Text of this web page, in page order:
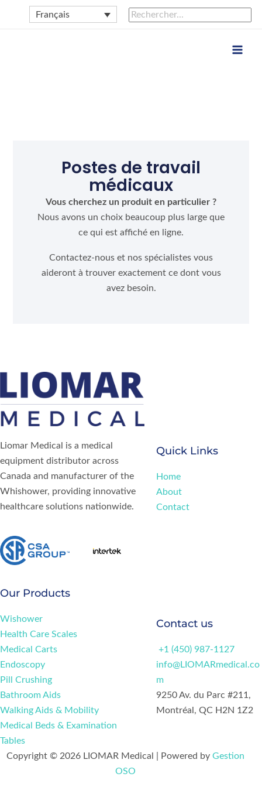
Français
Rechercher :
Rechercher
Postes de travail
médicaux
Vous cherchez un produit en particulier ?
Nous avons un choix beaucoup plus large que
ce qui est affiché en ligne.
Contactez-nous et nos spécialistes vous
aideront à trouver exactement ce dont vous
avez besoin.
Liomar Medical is a medical
equipment distributor across
Canada and manufacturer of the
Whishower, providing innovative
healthcare solutions nationwide.
Quick Links
Home
About
Contact
Our Products
Wishower
Health Care Scales
Medical Carts
Endoscopy
Pill Crushing
Bathroom Aids
Walking Aids & Mobility
Medical Beds & Examination
Tables
Contact us
+1 (450) 987-1127
info@LIOMARmedical.co
m
9250 Av. du Parc #211,
Montréal, QC H2N 1Z2
Copyright © 2026 LIOMAR Medical | Powered by Gestion
OSO